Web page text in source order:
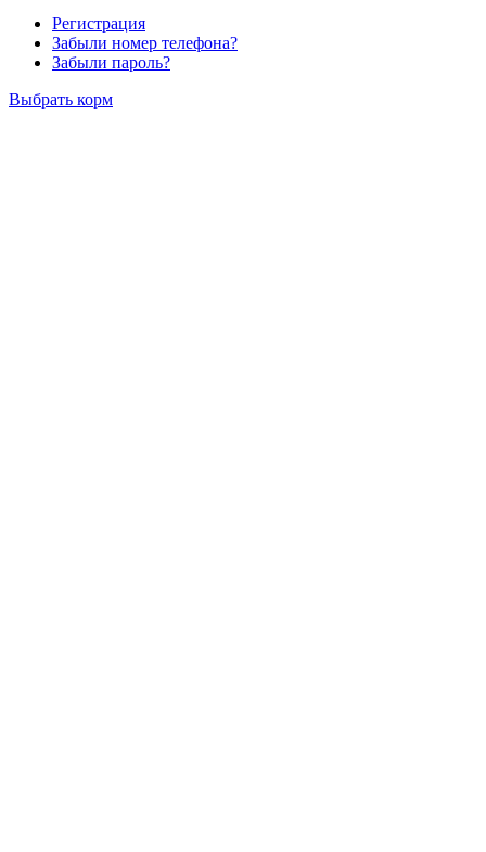
Регистрация
Забыли номер телефона?
Забыли пароль?
Выбрать корм